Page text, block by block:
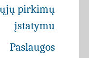
pirkimų
įstatymu
Paslaugos